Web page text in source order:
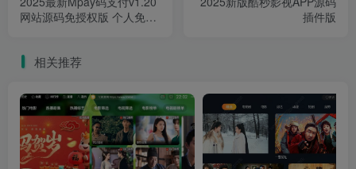
网站源码免授权版 个人免签
插件版
相关推荐